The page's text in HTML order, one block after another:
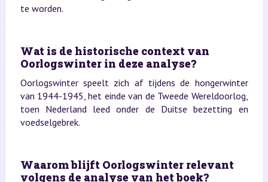
te worden.
Wat is de historische context van
Oorlogswinter in deze analyse?
Oorlogswinter speelt zich af tijdens de hongerwinter
van 1944-1945, het einde van de Tweede Wereldoorlog,
toen Nederland leed onder de Duitse bezetting en
voedselgebrek.
Waarom blijft Oorlogswinter relevant
volgens de analyse van het boek?